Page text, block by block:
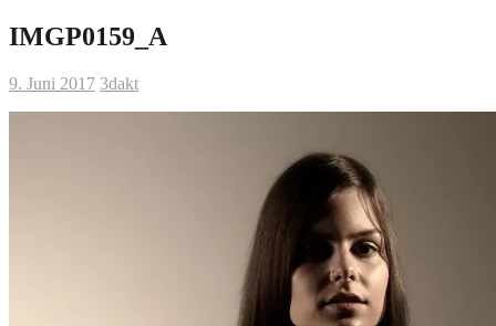
IMGP0159_A
9. Juni 2017 3dakt